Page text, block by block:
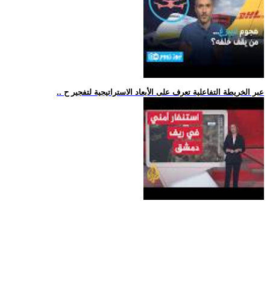
.. عبر الخريطة التفاعلية تعرف على الأبعاد الاستراتيجية لتفجير ح